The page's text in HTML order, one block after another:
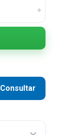
Consultar